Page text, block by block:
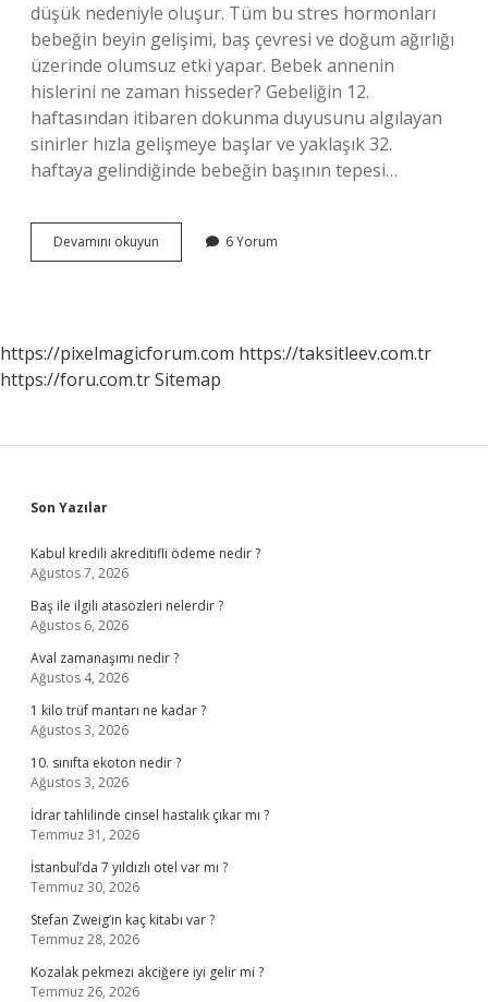
düşük nedeniyle oluşur. Tüm bu stres hormonları
bebeğin beyin gelişimi, baş çevresi ve doğum ağırlığı
üzerinde olumsuz etki yapar. Bebek annenin
hislerini ne zaman hisseder? Gebeliğin 12.
haftasından itibaren dokunma duyusunu algılayan
sinirler hızla gelişmeye başlar ve yaklaşık 32.
haftaya gelindiğinde bebeğin başının tepesi…
Devamını okuyun Annenin
Duyguları
6 Yorum
https://pixelmagicforum.com https://taksitleev.com.tr
https://foru.com.trSitemap
Sidebar
Son Yazılar
Kabul kredili akreditifli ödeme nedir ?
Ağustos 7, 2026
Baş ile ilgili atasözleri nelerdir ?
Ağustos 6, 2026
Aval zamanaşımı nedir ?
Ağustos 4, 2026
1 kilo trüf mantarı ne kadar ?
Ağustos 3, 2026
10. sınıfta ekoton nedir ?
Ağustos 3, 2026
İdrar tahlilinde cinsel hastalık çıkar mı ?
Temmuz 31, 2026
İstanbul’da 7 yıldızlı otel var mı ?
Temmuz 30, 2026
Stefan Zweig’in kaç kitabı var ?
Temmuz 28, 2026
Kozalak pekmezi akciğere iyi gelir mi ?
Temmuz 26, 2026